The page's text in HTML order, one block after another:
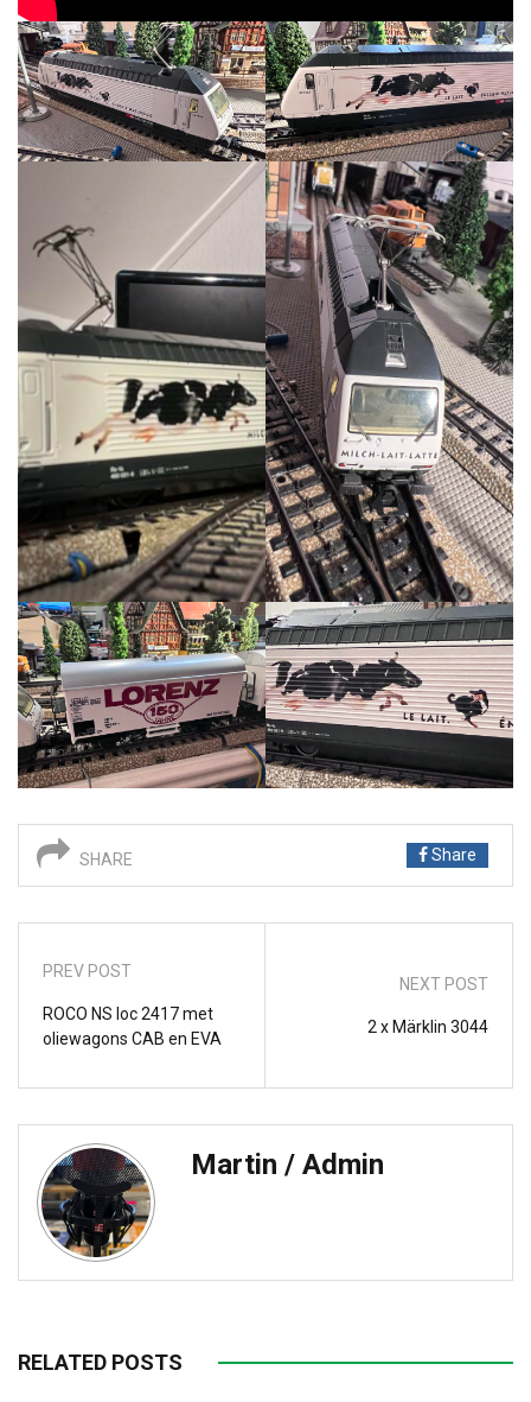
SHARE Share
PREV POST
ROCO NS loc 2417 met
oliewagons CAB en EVA
NEXT POST
2 x Märklin 3044
Martin / Admin
RELATED POSTS